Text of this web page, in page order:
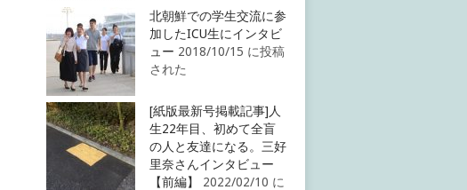
北朝鮮での学生交流に参
加したICU生にインタビ
ュー 2018/10/15 に投稿
された
[紙版最新号掲載記事]人
生22年目、初めて全盲
の人と友達になる。三好
里奈さんインタビュー
【前編】
2022/02/10 に